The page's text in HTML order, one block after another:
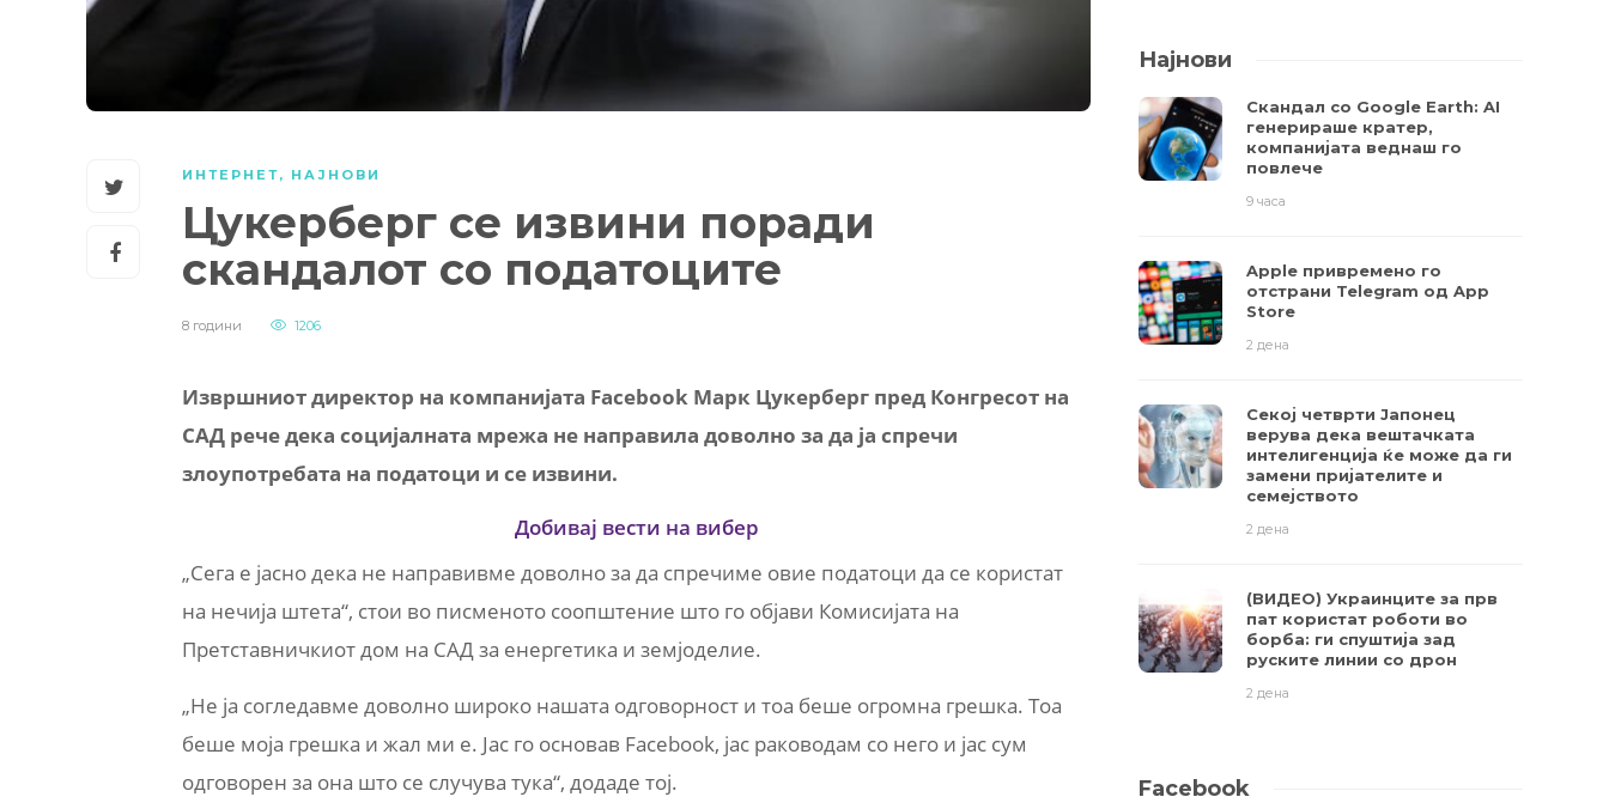
ИНТЕРНЕТ, НАЈНОВИ
Цукерберг се извини поради
скандалот со податоците
8 години 1206
Извршниот директор на компанијата Facebook Марк Цукерберг пред Конгресот на
САД рече дека социјалната мрежа не направила доволно за да ја спречи
злоупотребата на податоци и се извини.
Добивај вести на вибер
„Сега е јасно дека не направивме доволно за да спречиме овие податоци да се користат
на нечија штета“, стои во писменото соопштение што го објави Комисијата на
Претставничкиот дом на САД за енергетика и земјоделие.
„Не ја согледавме доволно широко нашата одговорност и тоа беше огромна грешка. Тоа
беше моја грешка и жал ми е. Јас го основав Facebook, јас раководам со него и јас сум
одговорен за она што се случува тука“, додаде тој.
Најнови
Скандал со Google Earth: AI
генерираше кратер,
компанијата веднаш го
повлече
9 часа
Apple привремено го
отстрани Telegram од App
Store
2 дена
Секој четврти Јапонец
верува дека вештачката
интелигенција ќе може да ги
замени пријателите и
семејството
2 дена
(ВИДЕО) Украинците за прв
пат користат роботи во
борба: ги спуштија зад
руските линии со дрон
2 дена
Facebook